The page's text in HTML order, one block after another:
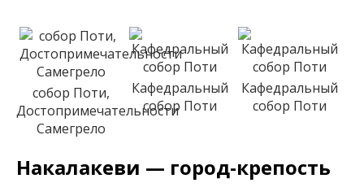
собор Поти,
Достопримечательности
Самегрело
Кафедральный
собор Поти
Кафедральный
собор Поти
Накалакеви — город-крепость